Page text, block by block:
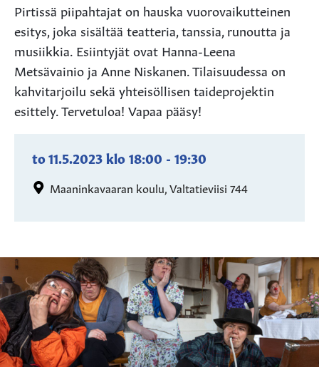
Pirtissä piipahtajat on hauska vuorovaikutteinen
esitys, joka sisältää teatteria, tanssia, runoutta ja
musiikkia. Esiintyjät ovat Hanna-Leena
Metsävainio ja Anne Niskanen. Tilaisuudessa on
kahvitarjoilu sekä yhteisöllisen taideprojektin
esittely. Tervetuloa! Vapaa pääsy!
to 11.5.2023klo18:00 - 19:30
Maaninkavaaran koulu, Valtatieviisi 744